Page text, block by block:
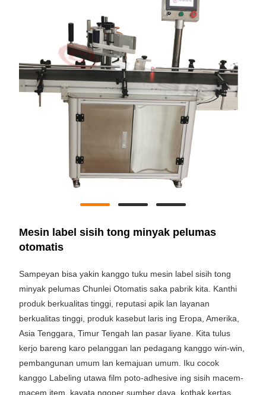
Mesin label sisih tong minyak pelumas
otomatis
Sampeyan bisa yakin kanggo tuku mesin label sisih tong
minyak pelumas Chunlei Otomatis saka pabrik kita. Kanthi
produk berkualitas tinggi, reputasi apik lan layanan
berkualitas tinggi, produk kasebut laris ing Eropa, Amerika,
Asia Tenggara, Timur Tengah lan pasar liyane. Kita tulus
kerjo bareng karo pelanggan lan pedagang kanggo win-win,
pembangunan umum lan kemajuan umum. Iku cocok
kanggo Labeling utawa film poto-adhesive ing sisih macem-
macem item, kayata ngoper sumber daya, kothak kertas,